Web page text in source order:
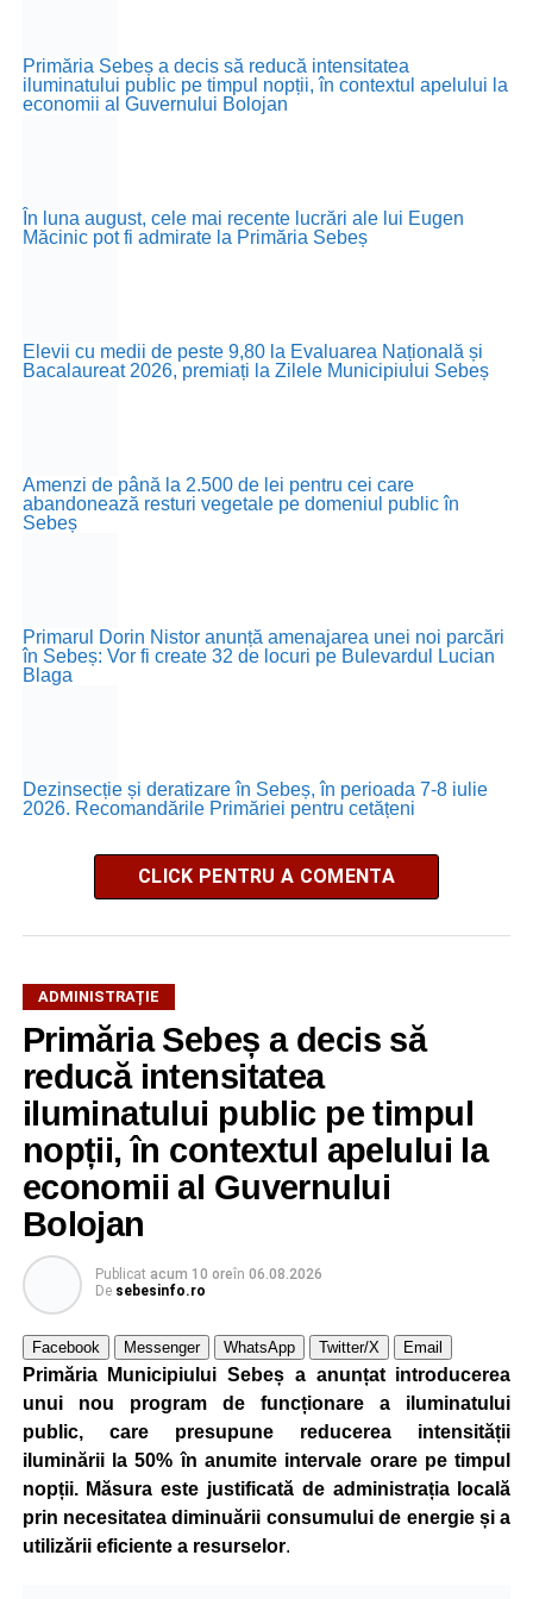
Primăria Sebeș a decis să reducă intensitatea
iluminatului public pe timpul nopții, în contextul apelului la
economii al Guvernului Bolojan
În luna august, cele mai recente lucrări ale lui Eugen
Măcinic pot fi admirate la Primăria Sebeș
Elevii cu medii de peste 9,80 la Evaluarea Națională și
Bacalaureat 2026, premiați la Zilele Municipiului Sebeș
Amenzi de până la 2.500 de lei pentru cei care
abandonează resturi vegetale pe domeniul public în
Sebeș
Primarul Dorin Nistor anunță amenajarea unei noi parcări
în Sebeș: Vor fi create 32 de locuri pe Bulevardul Lucian
Blaga
Dezinsecție și deratizare în Sebeș, în perioada 7-8 iulie
2026. Recomandările Primăriei pentru cetățeni
CLICK PENTRU A COMENTA
ADMINISTRAȚIE
Primăria Sebeș a decis să
reducă intensitatea
iluminatului public pe timpul
nopții, în contextul apelului la
economii al Guvernului
Bolojan
Publicat acum 10 oreîn 06.08.2026
De sebesinfo.ro
Facebook Messenger WhatsApp Twitter/X Email
Primăria Municipiului Sebeș a anunțat introducerea
unui nou program de funcționare a iluminatului
public, care presupune reducerea intensității
iluminării la 50% în anumite intervale orare pe timpul
nopții. Măsura este justificată de administrația locală
prin necesitatea diminuării consumului de energie și a
utilizării eficiente a resurselor.